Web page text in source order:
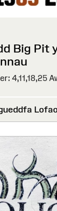
Big Pit
4,11,18,25